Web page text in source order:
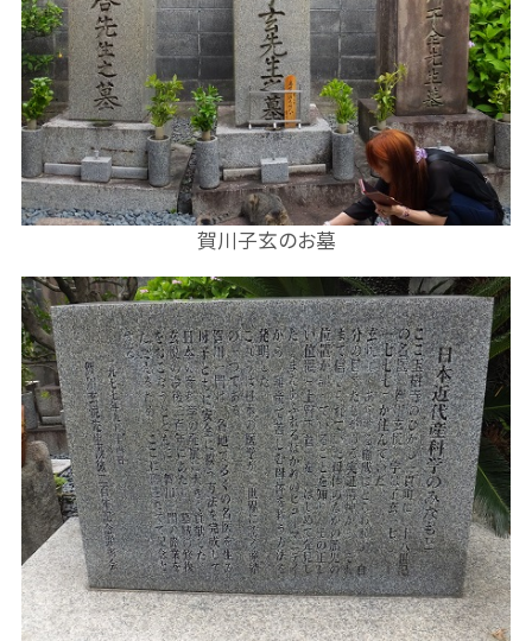
賀川子玄のお墓